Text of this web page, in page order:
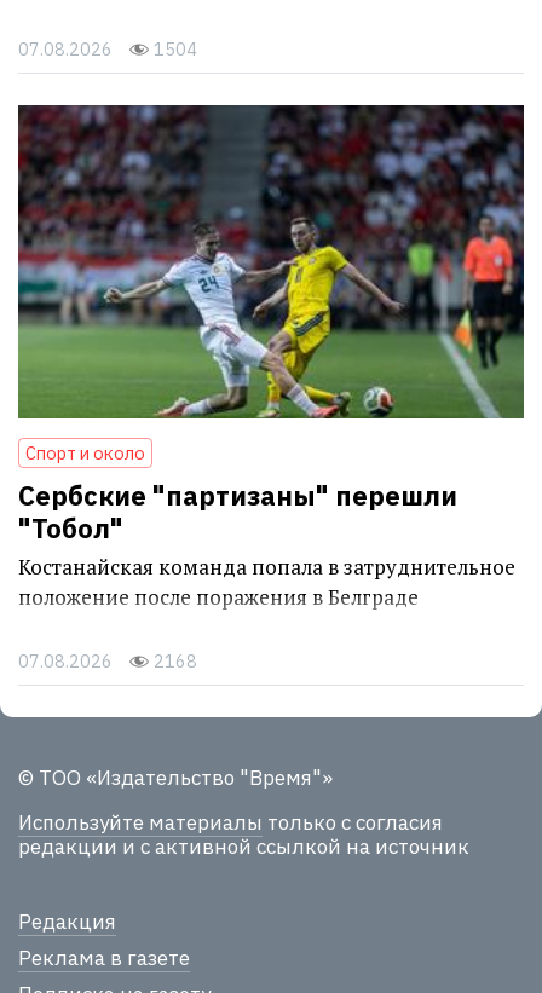
07.08.2026 1504
Спорт и около
Сербские "партизаны" перешли
"Тобол"
Костанайская команда попала в затруднительное
положение после поражения в Белграде
07.08.2026 2168
© ТОО «Издательство "Время"»
Используйте материалы только с согласия
редакции и с активной ссылкой на источник
Редакция
Реклама в газете